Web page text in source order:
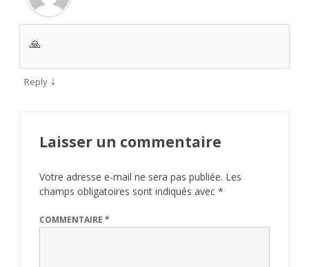
🙏
Reply ↓
Laisser un commentaire
Votre adresse e-mail ne sera pas publiée. Les
champs obligatoires sont indiqués avec *
COMMENTAIRE *